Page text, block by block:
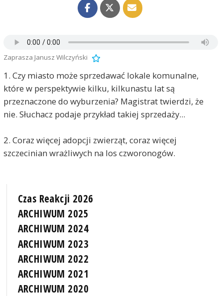
Zaprasza Janusz Wilczyński
1. Czy miasto może sprzedawać lokale komunalne,
które w perspektywie kilku, kilkunastu lat są
przeznaczone do wyburzenia? Magistrat twierdzi, że
nie. Słuchacz podaje przykład takiej sprzedaży...
2. Coraz więcej adopcji zwierząt, coraz więcej
szczecinian wrażliwych na los czworonogów.
Czas Reakcji 2026
ARCHIWUM 2025
ARCHIWUM 2024
ARCHIWUM 2023
ARCHIWUM 2022
ARCHIWUM 2021
ARCHIWUM 2020